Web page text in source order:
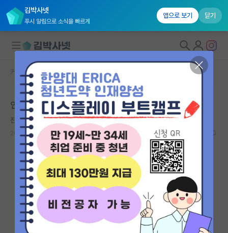
김박사넷
푸시 알림으로 소식을 빠르게
앱으로 보기 닫기
대학원생 모집
국내대학원 정보
연구실&오픈랩
커뮤니티
커뮤니티 홈
전체글보기
베스트 게시판
IF 명예의전당
커뮤니티 홈 자유 게시판(아무개랩)
인생사 새옹지마
진지한 소크라테스*
2026.05.11
6 4073